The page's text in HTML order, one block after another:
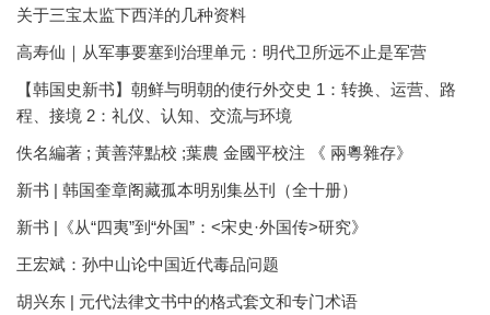
关于三宝太监下西洋的几种资料
高寿仙｜从军事要塞到治理单元：明代卫所远不止是军营
【韩国史新书】朝鲜与明朝的使行外交史 1：转换、运营、路
程、接境 2：礼仪、认知、交流与环境
佚名編著 ; 黃善萍點校 ;葉農 金國平校注 《 兩粵雜存》
新书 | 韩国奎章阁藏孤本明别集丛刊（全十册）
新书 |《从“四夷”到“外国”：<宋史·外国传>研究》
王宏斌：孙中山论中国近代毒品问题
胡兴东 | 元代法律文书中的格式套文和专门术语